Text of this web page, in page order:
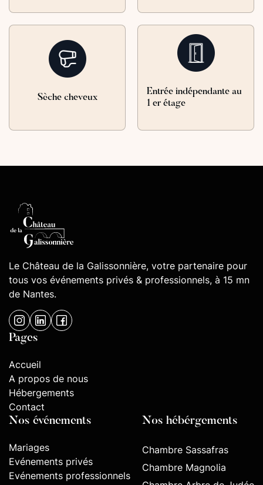
Sèche cheveux
Entrée indépendante au
1 er étage
Le Château de la Galissonnière, votre partenaire pour
tous vos événements privés & professionnels, à 15 mn
de Nantes.
Pages
Accueil
A propos de nous
Hébergements
Contact
Nos événements
Mariages
Evénements privés
Evénements professionnels
Nos hébérgements
Chambre Sassafras
Chambre Magnolia